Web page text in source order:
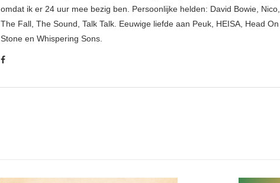
omdat ik er 24 uur mee bezig ben. Persoonlijke helden: David Bowie, Nico,
The Fall, The Sound, Talk Talk. Eeuwige liefde aan Peuk, HEISA, Head On
Stone en Whispering Sons.